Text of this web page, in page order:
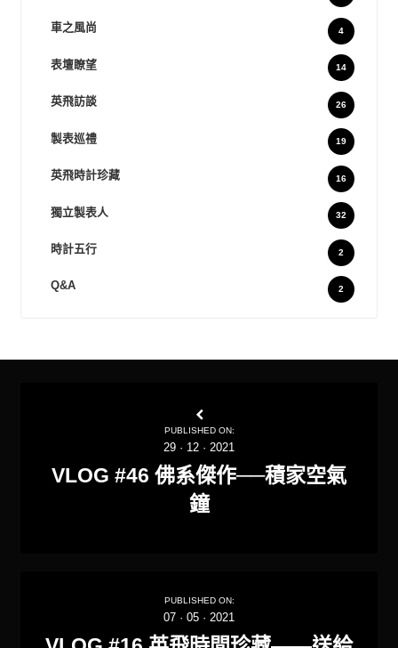
車之風尚 4
表壇瞭望 14
英飛訪談 26
製表巡禮 19
英飛時計珍藏 16
獨立製表人 32
時計五行 2
Q&A 2
PUBLISHED ON:
29 · 12 · 2021
VLOG #46 佛系傑作──積家空氣
鐘
PUBLISHED ON:
07 · 05 · 2021